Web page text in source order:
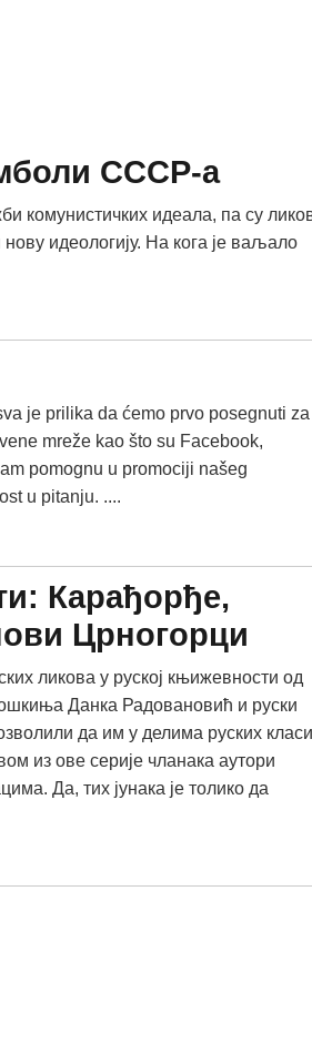
СССР-а
комунистичких идеала, па су
идеологију. На кога је ваљало
je prilika da ćemo prvo posegnuti za
mreže kao što su Facebook,
pomognu u promociji našeg
u pitanju. ....
Карађорђе,
Црногорци
ликова у руској књижевности од
Данка Радовановић и руски
да им у делима руских
из ове серије чланака аутори
Да, тих јунака је толико да